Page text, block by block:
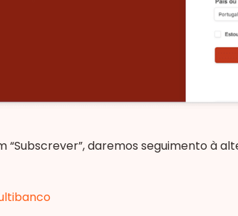
“Subscrever”, daremos seguimento à